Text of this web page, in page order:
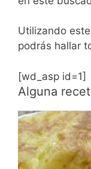
Utilizando
podrás hallar
[wd_asp id=1]
Alguna